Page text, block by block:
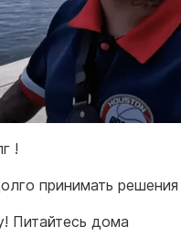
!
принимать решения
Питайтесь дома